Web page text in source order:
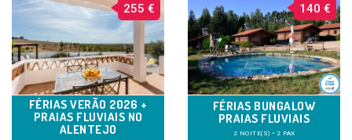
255 €
FÉRIAS VERÃO 2026 +
PRAIAS FLUVIAIS NO
ALENTEJO
140 €
FÉRIAS BUNGALOW
PRAIAS FLUVIAIS
2 NOITE(S) • 2 PAX